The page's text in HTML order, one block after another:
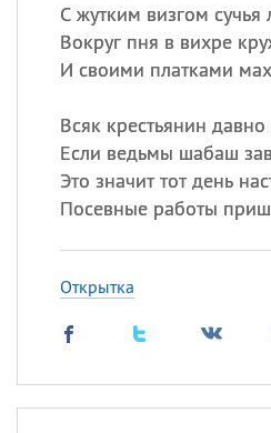
С жутким визгом сучья
Вокруг пня в вихре
И своими платками
Всяк крестьянин давно
Если ведьмы шабаш
Это значит тот день
Посевные работы
Открытка